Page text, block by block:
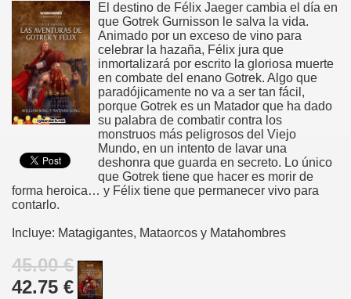
El destino de Félix Jaeger cambia el día en
que Gotrek Gurnisson le salva la vida.
Animado por un exceso de vino para
celebrar la hazaña, Félix jura que
inmortalizará por escrito la gloriosa muerte
en combate del enano Gotrek. Algo que
paradójicamente no va a ser tan fácil,
porque Gotrek es un Matador que ha dado
su palabra de combatir contra los
monstruos más peligrosos del Viejo
Mundo, en un intento de lavar una
deshonra que guarda en secreto. Lo único
que Gotrek tiene que hacer es morir de
forma heroica… y Félix tiene que permanecer vivo para
contarlo.
Incluye: Matagigantes, Mataorcos y Matahombres
45.00 €
42.75 €